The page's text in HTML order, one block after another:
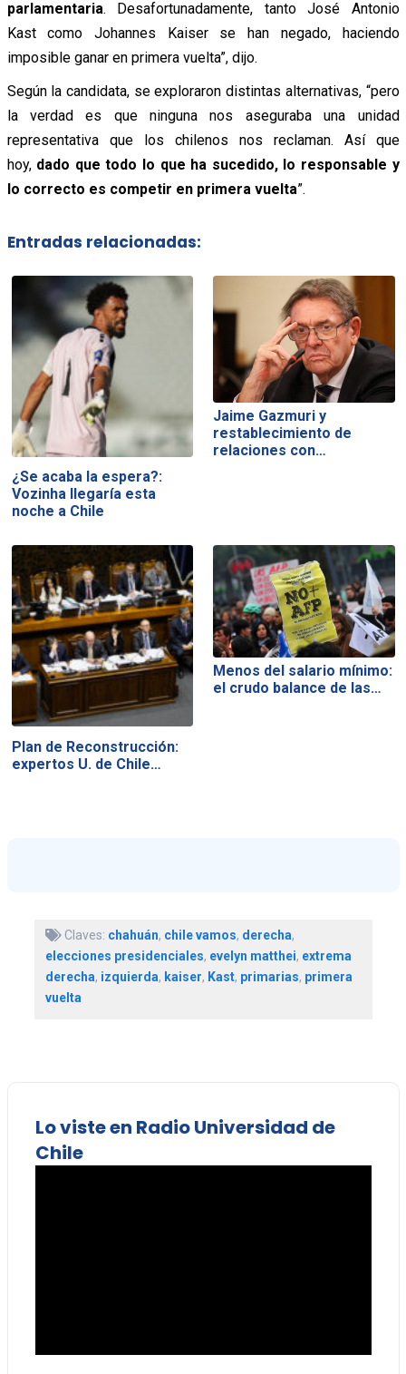
parlamentaria. Desafortunadamente, tanto José Antonio
Kast como Johannes Kaiser se han negado, haciendo
imposible ganar en primera vuelta”, dijo.
Según la candidata, se exploraron distintas alternativas, “pero
la verdad es que ninguna nos aseguraba una unidad
representativa que los chilenos nos reclaman. Así que
hoy, dado que todo lo que ha sucedido, lo responsable y
lo correcto es competir en primera vuelta”.
Entradas relacionadas:
¿Se acaba la espera?:
Vozinha llegaría esta
noche a Chile
Jaime Gazmuri y
restablecimiento de
relaciones con…
Plan de Reconstrucción:
expertos U. de Chile…
Menos del salario mínimo:
el crudo balance de las…
Claves: chahuán, chile vamos, derecha,
elecciones presidenciales, evelyn matthei, extrema
derecha, izquierda, kaiser, Kast, primarias, primera
vuelta
Lo viste en Radio Universidad de
Chile